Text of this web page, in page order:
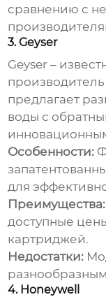
сравнению с
3. Geyser
Geyser –
предлагает
воды с
Особенности:
для
Преимущества:
доступные
картриджей.
Недостатки:
4. Honeywell